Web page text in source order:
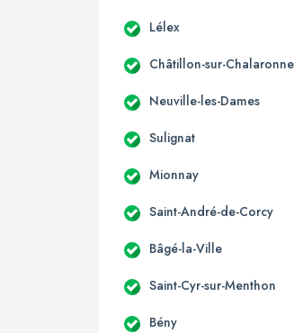
Lélex
Châtillon-sur-Chalaronne
Neuville-les-Dames
Sulignat
Mionnay
Saint-André-de-Corcy
Bâgé-la-Ville
Saint-Cyr-sur-Menthon
Bény